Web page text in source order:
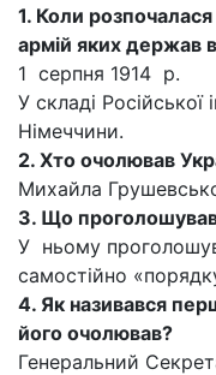
1. Коли
армій яких держав
1 серпня 1914 р.
У складі
Німеччини.
2. Хто очолював
Михайла
3. Що
У ньому
самостійно
4. Як називався
його очолював?
Генеральний